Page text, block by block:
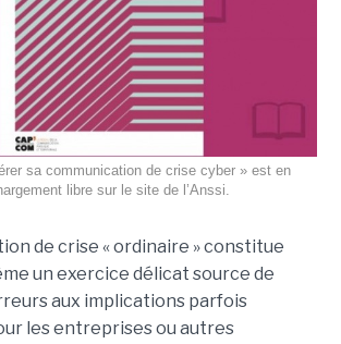
sa communication de crise cyber » est en
libre sur le site de l’Anssi.
de crise « ordinaire » constitue
un exercice délicat source de
aux implications parfois
les entreprises ou autres